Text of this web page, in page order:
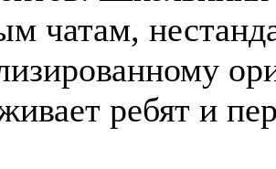
чатам,
ребят и